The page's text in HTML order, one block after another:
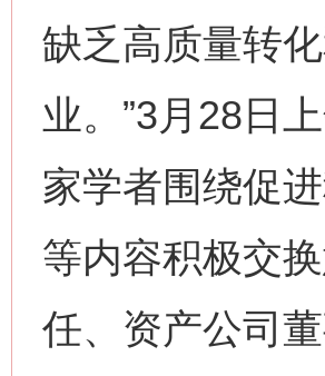
缺乏高质量转
业。”3月28日
家学者围绕促
等内容积极交
任、资产公司